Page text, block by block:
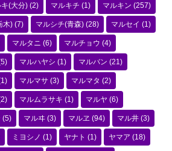
キ(大分) (2) マルキチ (1) マルキン (257)
木) (7) マルシチ(青森) (28) マルセイ (1)
マルタニ (6) マルチョウ (4)
マルハヤシ (1) マルバン (21)
マルマサ (3) マルマタ (2)
マルムラサキ (1) マルヤ (6)
(5) マルヰ (3) マルヱ (94) マル井 (3)
ミヨシノ (1) ヤナト (1) ヤマア (18)